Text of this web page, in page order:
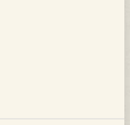
Philipp